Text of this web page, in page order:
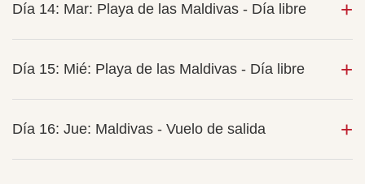
Día 14: Mar: Playa de las Maldivas - Día libre
Día 15: Mié: Playa de las Maldivas - Día libre
Día 16: Jue: Maldivas - Vuelo de salida